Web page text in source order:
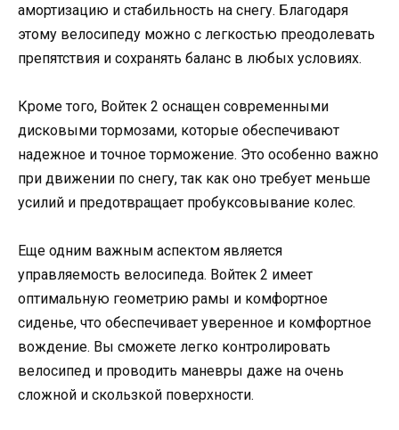
амортизацию и стабильность на снегу. Благодаря
этому велосипеду можно с легкостью преодолевать
препятствия и сохранять баланс в любых условиях.
Кроме того, Войтек 2 оснащен современными
дисковыми тормозами, которые обеспечивают
надежное и точное торможение. Это особенно важно
при движении по снегу, так как оно требует меньше
усилий и предотвращает пробуксовывание колес.
Еще одним важным аспектом является
управляемость велосипеда. Войтек 2 имеет
оптимальную геометрию рамы и комфортное
сиденье, что обеспечивает уверенное и комфортное
вождение. Вы сможете легко контролировать
велосипед и проводить маневры даже на очень
сложной и скользкой поверхности.